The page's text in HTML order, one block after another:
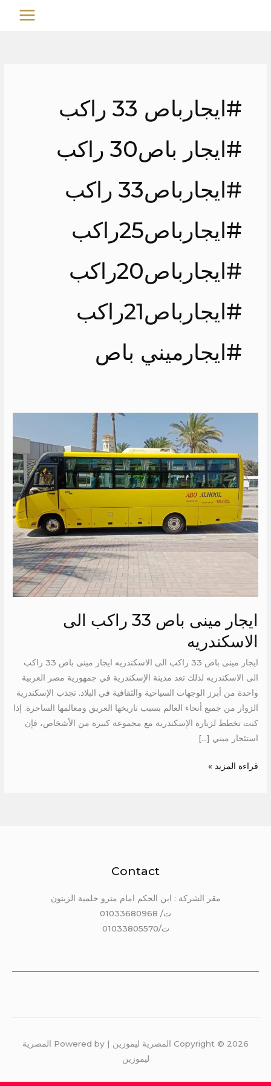
MAIN
#ايجارباص 33 راكب
#ايجار باص30 راكب
#ايجارباص33 راكب
#ايجارباص25راكب
#ايجارباص20راكب
#ايجارباص21راكب
#ايجارميني باص
ايجار مينى باص 33 راكب الى
الاسكندريه
ايجار مينى باص 33 راكب الى الاسكندريه ايجار مينى باص 33 راكب
الى الاسكندريه لذلك تعد مدينة الإسكندرية في جمهورية مصر العربية
واحدة من أبرز الوجهات السياحية والثقافية في البلاد. تجذب الإسكندرية
الزوار من جميع أنحاء العالم بسبب تاريخها العريق ومعالمها الساحرة. إذا
كنت تخطط لزيارة الإسكندرية مع مجموعة كبيرة من الأشخاص، فإن
استئجار ميني […]
33
راكب
الى
الاسكندريه
قراءة المزيد »
Contact
مقر الشركة : ابن الحكم امام مترو حلمية الزيتون
ت/ 01033680968
ت/01033805570
Copyright © 2026 المصرية ليموزين | Powered by المصرية
ليموزين